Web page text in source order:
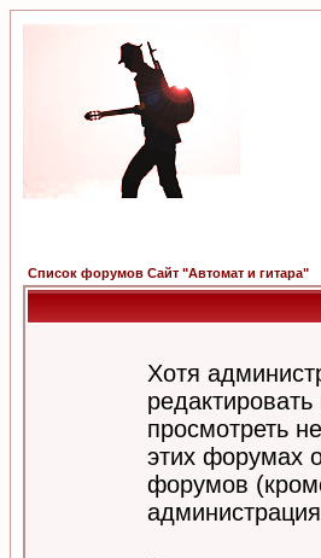
Список форумов Сайт "Автомат и гитара"
Хотя
просмотреть
этих форумах
форумов